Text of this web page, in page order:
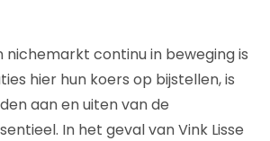
nichemarkt continu in beweging is
hier hun koers op bijstellen, is
aan en uiten van de
In het geval van Vink Lisse